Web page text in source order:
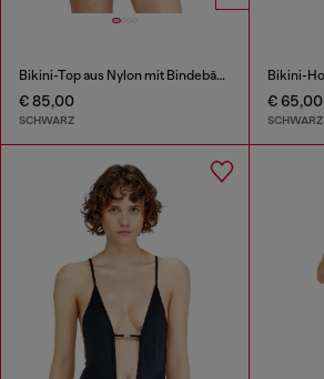
Bikini-Top aus Nylon mit Bindebändern
€ 85,00
SCHWARZ
€ 65,00
SCHWARZ